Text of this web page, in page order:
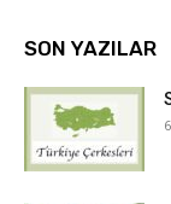
SON YAZILAR